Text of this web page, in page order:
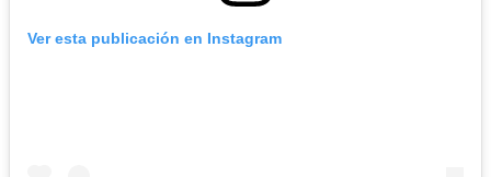
Ver esta publicación en Instagram